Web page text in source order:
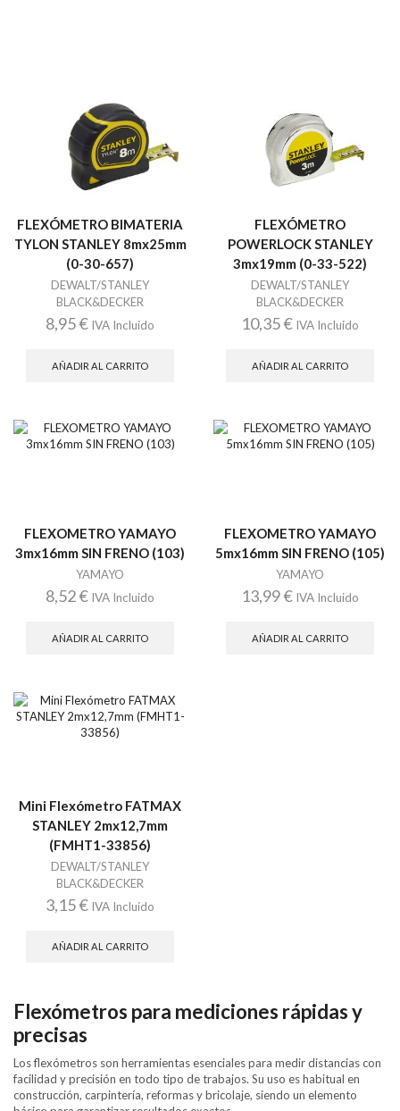
FLEXÓMETRO BIMATERIA
TYLON STANLEY 8mx25mm
(0-30-657)
DEWALT/STANLEY
BLACK&DECKER
8,95€ IVA Incluido
AÑADIR AL CARRITO
FLEXÓMETRO
POWERLOCK STANLEY
3mx19mm (0-33-522)
DEWALT/STANLEY
BLACK&DECKER
10,35€ IVA Incluido
AÑADIR AL CARRITO
FLEXOMETRO YAMAYO
3mx16mm SIN FRENO (103)
YAMAYO
8,52€ IVA Incluido
AÑADIR AL CARRITO
FLEXOMETRO YAMAYO
5mx16mm SIN FRENO (105)
YAMAYO
13,99€ IVA Incluido
AÑADIR AL CARRITO
Mini Flexómetro FATMAX
STANLEY 2mx12,7mm
(FMHT1-33856)
DEWALT/STANLEY
BLACK&DECKER
3,15€ IVA Incluido
AÑADIR AL CARRITO
Flexómetros para mediciones rápidas y
precisas
Los flexómetros son herramientas esenciales para medir distancias con
facilidad y precisión en todo tipo de trabajos. Su uso es habitual en
construcción, carpintería, reformas y bricolaje, siendo un elemento